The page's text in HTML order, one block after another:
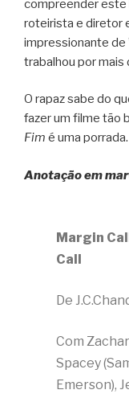
compreender este
roteirista e diretor
impressionante de
trabalhou por mais
O rapaz sabe do
fazer um filme tão
Fim é uma
Anotação em
Margin
Call
De
Com
Spacey
Emerson),